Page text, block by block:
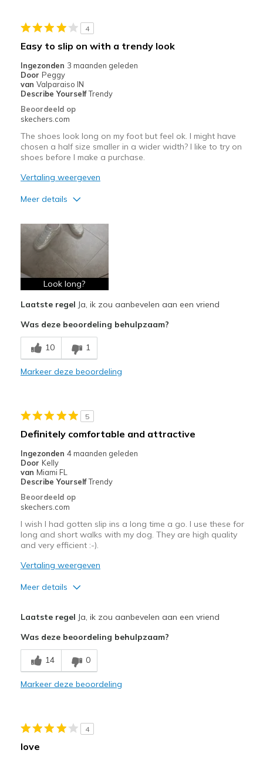
4
Easy to slip on with a trendy look
Ingezonden 3 maanden geleden
Door Peggy
van Valparaiso IN
Describe YourselfTrendy
Beoordeeld op
skechers.com
The shoes look long on my foot but feel ok. I might have
chosen a half size smaller in a wider width? I like to try on
shoes before I make a purchase.
Vertaling weergeven
Meer details
Attractive Design
Stylish
Minpunten
I like to try on shoes before a purchase.
I'm between a 9 and 9.5
Beste toepassingen
Going Out
Travel
Width
Feels true to width
Sizing
Look long?
Laatste regel Ja, ik zou aanbevelen aan een vriend
Was deze beoordeling behulpzaam?
10 1
Markeer deze beoordeling
5
Definitely comfortable and attractive
Ingezonden 4 maanden geleden
Door Kelly
van Miami FL
Describe YourselfTrendy
Beoordeeld op
skechers.com
I wish I had gotten slip ins a long time a go. I use these for
long and short walks with my dog. They are high quality
and very efficient :-).
Vertaling weergeven
Meer details
Comfortable
Stylish
Laatste regel Ja, ik zou aanbevelen aan een vriend
Was deze beoordeling behulpzaam?
14 0
Markeer deze beoordeling
4
love